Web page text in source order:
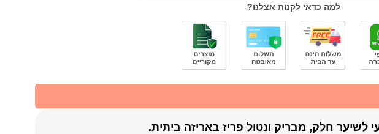
למה כדאי לקנות אצלנו?
חלק, מבריק ונטול פריז באריזה ביתית.